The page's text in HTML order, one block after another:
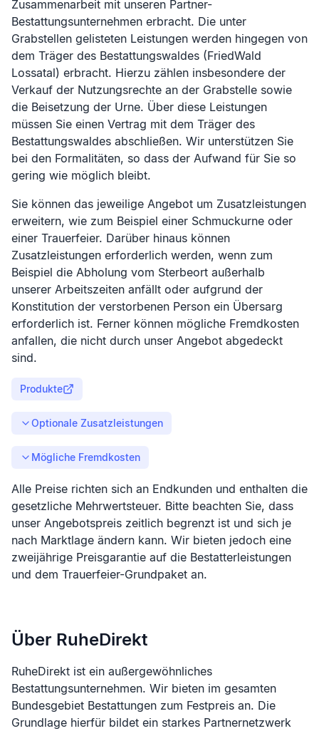
Zusammenarbeit mit unseren Partner-
Bestattungsunternehmen erbracht. Die unter
Grabstellen gelisteten Leistungen werden hingegen von
dem Träger des Bestattungswaldes (FriedWald
Lossatal) erbracht. Hierzu zählen insbesondere der
Verkauf der Nutzungsrechte an der Grabstelle sowie
die Beisetzung der Urne. Über diese Leistungen
müssen Sie einen Vertrag mit dem Träger des
Bestattungswaldes abschließen. Wir unterstützen Sie
bei den Formalitäten, so dass der Aufwand für Sie so
gering wie möglich bleibt.
Sie können das jeweilige Angebot um Zusatzleistungen
erweitern, wie zum Beispiel einer Schmuckurne oder
einer Trauerfeier. Darüber hinaus können
Zusatzleistungen erforderlich werden, wenn zum
Beispiel die Abholung vom Sterbeort außerhalb
unserer Arbeitszeiten anfällt oder aufgrund der
Konstitution der verstorbenen Person ein Übersarg
erforderlich ist. Ferner können mögliche Fremdkosten
anfallen, die nicht durch unser Angebot abgedeckt
sind.
Produkte
Optionale Zusatzleistungen
Mögliche Fremdkosten
Alle Preise richten sich an Endkunden und enthalten die
gesetzliche Mehrwertsteuer. Bitte beachten Sie, dass
unser Angebotspreis zeitlich begrenzt ist und sich je
nach Marktlage ändern kann. Wir bieten jedoch eine
zweijährige Preisgarantie auf die Bestatterleistungen
und dem Trauerfeier-Grundpaket an.
Über RuheDirekt
RuheDirekt ist ein außergewöhnliches
Bestattungsunternehmen. Wir bieten im gesamten
Bundesgebiet Bestattungen zum Festpreis an. Die
Grundlage hierfür bildet ein starkes Partnernetzwerk